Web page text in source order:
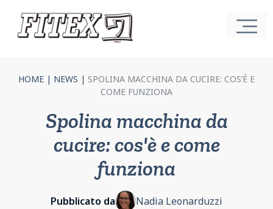
HOME | NEWS | SPOLINA MACCHINA DA CUCIRE: COS’È E
COME FUNZIONA
Spolina macchina da
cucire: cos'è e come
funziona
Pubblicato da Nadia Leonarduzzi